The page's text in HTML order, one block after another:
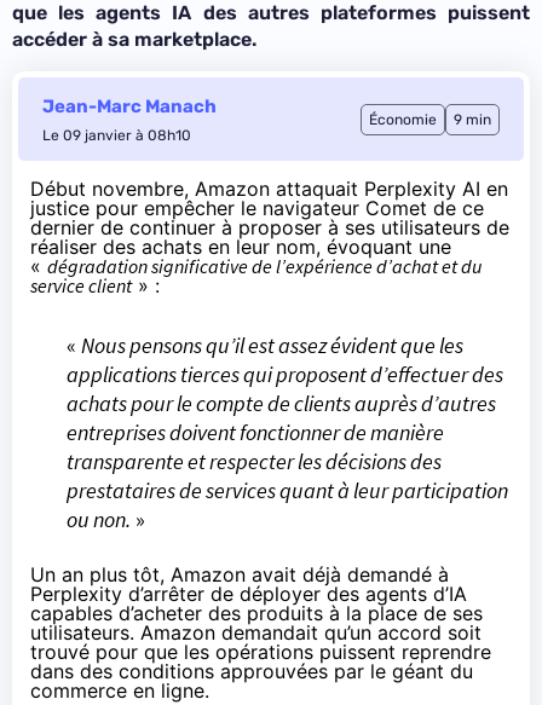
que les agents IA des autres plateformes puissent
accéder à sa marketplace.
Jean-Marc Manach
Le 09 janvier à 08h10
Économie 9 min
Début novembre, Amazon attaquait Perplexity AI en
justice pour empêcher le navigateur Comet de ce
dernier de continuer à proposer à ses utilisateurs de
réaliser des achats en leur nom, évoquant une
« dégradation significative de l’expérience d’achat et du
service client» :
« Nous pensons qu’il est assez évident que les
applications tierces qui proposent d’effectuer des
achats pour le compte de clients auprès d’autres
entreprises doivent fonctionner de manière
transparente et respecter les décisions des
prestataires de services quant à leur participation
ou non. »
Un an plus tôt, Amazon avait déjà demandé à
Perplexity d’arrêter de déployer des agents d’IA
capables d’acheter des produits à la place de ses
utilisateurs. Amazon demandait qu’un accord soit
trouvé pour que les opérations puissent reprendre
dans des conditions approuvées par le géant du
commerce en ligne.